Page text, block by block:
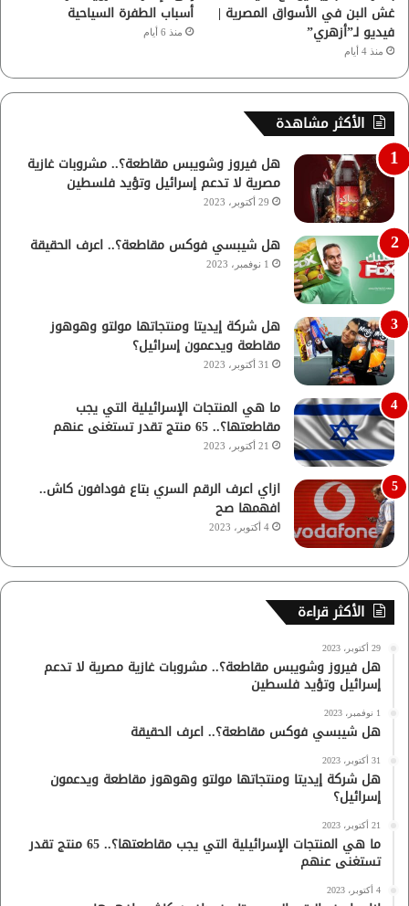
غش البن في الأسواق المصرية |
فيديو لـ”أزهري”
منذ 4 أيام
أسباب الطفرة السياحية
منذ 6 أيام
الأكثر مشاهدة
هل فيروز وشويبس مقاطعة؟.. مشروبات غازية
مصرية لا تدعم إسرائيل وتؤيد فلسطين
29 أكتوبر، 2023
هل شيبسي فوكس مقاطعة؟.. اعرف الحقيقة
1 نوفمبر، 2023
هل شركة إيديتا ومنتجاتها مولتو وهوهوز
مقاطعة ويدعمون إسرائيل؟
31 أكتوبر، 2023
ما هي المنتجات الإسرائيلية التي يجب
مقاطعتها؟.. 65 منتج تقدر تستغنى عنهم
21 أكتوبر، 2023
ازاي اعرف الرقم السري بتاع فودافون كاش..
افهمها صح
4 أكتوبر، 2023
الأكثر قراءة
29 أكتوبر، 2023
هل فيروز وشويبس مقاطعة؟.. مشروبات غازية مصرية لا تدعم
إسرائيل وتؤيد فلسطين
1 نوفمبر، 2023
هل شيبسي فوكس مقاطعة؟.. اعرف الحقيقة
31 أكتوبر، 2023
هل شركة إيديتا ومنتجاتها مولتو وهوهوز مقاطعة ويدعمون
إسرائيل؟
21 أكتوبر، 2023
ما هي المنتجات الإسرائيلية التي يجب مقاطعتها؟.. 65 منتج تقدر
تستغنى عنهم
4 أكتوبر، 2023